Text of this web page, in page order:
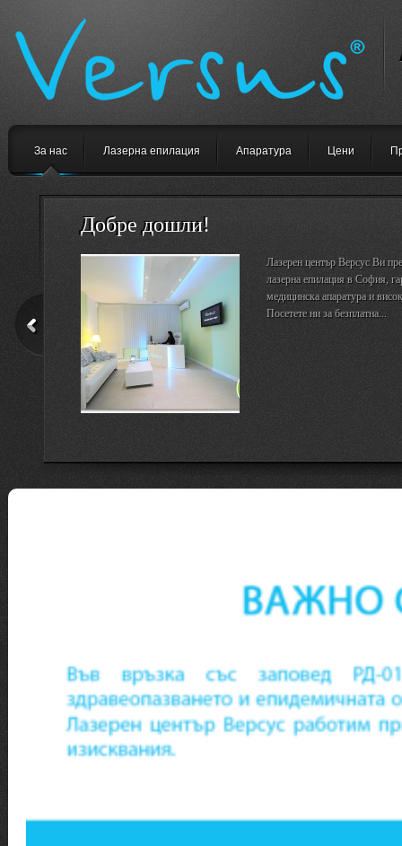
За нас Лазерна епилация Апаратура Цени
Добре дошли!
Лазерен център Версус Ви
лазерна епилация в София,
медицинска апаратура и
Посетете ни за безплатна...